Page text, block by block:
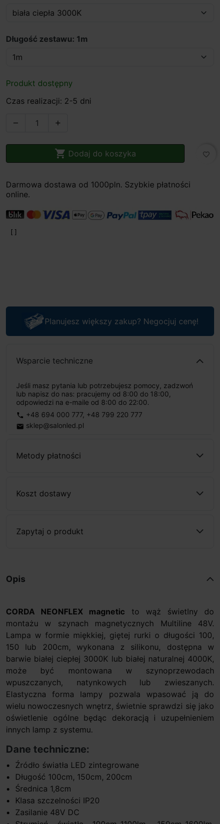
Długość zestawu: 1m
Produkt dostępny
Czas realizacji: 2-5 dni
 
 Dodaj do koszyka favorite_border
Darmowa dostawa od 1000pln. Szybkie płatności
online.
Planujesz większy zakup? Negocjuj cenę!
Wsparcie techniczne
Jeśli masz pytania lub potrzebujesz pomocy, zadzwoń
lub napisz do nas: pracujemy od 8:00 do 18:00,
odpowiedzi na e-maile od 8:00 do 22:00.
phone +48 694 000 777, +48 799 220 777
email sklep@salonled.pl
Metody płatności
Koszt dostawy
Zapytaj o produkt
Opis
CORDA NEONFLEX magnetic to wąż świetlny do
montażu w szynach magnetycznych Multiline 48V.
Lampa w formie miękkiej, giętej rurki o długości 100,
150 lub 200cm, wykonana z silikonu, dostępna w
barwie białej ciepłej 3000K lub białej naturalnej 4000K,
może być montowana w szynoprzewodach
wpuszczanych, natynkowych lub zwieszanych.
Elastyczna forma lampy pozwala wpasować ją do
wielu nowoczesnych wnętrz, świetnie sprawdzi się jako
oświetlenie ogólne będąc dekoracją i uzupełnieniem
innych lamp z systemu.
Dane techniczne:
Źródło światła LED zintegrowane
Długość 100cm, 150cm, 200cm
Średnica 1,8cm
Klasa szczelności IP20
Zasilanie 48V DC